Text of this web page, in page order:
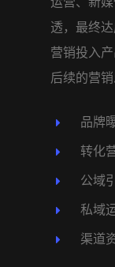
透，最终
营销投入
后续的营销
品牌
转化
公域
私域
渠道